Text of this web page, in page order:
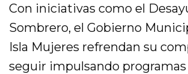
Con iniciativas como el
Sombrero, el Gobierno
Isla Mujeres refrendan su
seguir impulsando programas